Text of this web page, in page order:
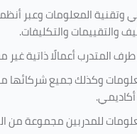
وتقنية المعلومات وعبر
والتقييمات والتكليفات.
المتدرب أعمالًا ذاتية
وكذلك جميع شركائها
للمدربين مجموعة من